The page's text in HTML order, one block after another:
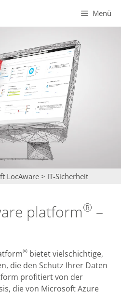
Menü
LocAware > IT-Sicherheit
platform® –
® bietet vielschichtige,
die den Schutz Ihrer Daten
profitiert von der
die von Microsoft Azure